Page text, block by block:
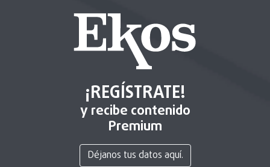
¡REGÍSTRATE!
y recibe contenido
Premium
Déjanos tus datos aquí.